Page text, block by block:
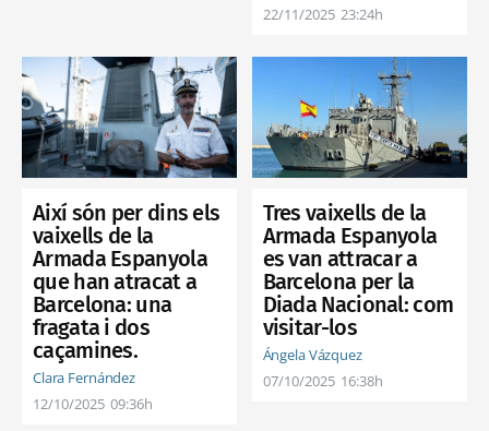
22/11/2025 23:24h
Així són per dins els
vaixells de la
Armada Espanyola
que han atracat a
Barcelona: una
fragata i dos
caçamines.
Clara Fernández
12/10/2025 09:36h
Tres vaixells de la
Armada Espanyola
es van attracar a
Barcelona per la
Diada Nacional: com
visitar-los
Ángela Vázquez
07/10/2025 16:38h